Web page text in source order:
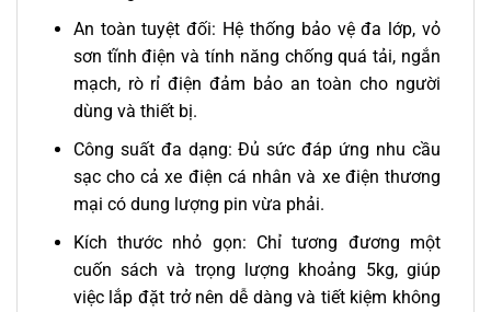
An toàn tuyệt đối: Hệ thống bảo vệ đa lớp, vỏ
sơn tĩnh điện và tính năng chống quá tải, ngắn
mạch, rò rỉ điện đảm bảo an toàn cho người
dùng và thiết bị.
Công suất đa dạng: Đủ sức đáp ứng nhu cầu
sạc cho cả xe điện cá nhân và xe điện thương
mại có dung lượng pin vừa phải.
Kích thước nhỏ gọn: Chỉ tương đương một
cuốn sách và trọng lượng khoảng 5kg, giúp
việc lắp đặt trở nên dễ dàng và tiết kiệm không